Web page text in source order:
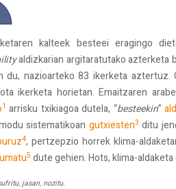
kalteek besteei eragingo
aldizkarian argitaratutako azterketa
du, nazioarteko 83 ikerketa aztertuz.
ikerketa horietan. Emaitzaren
1 arrisku txikiagoa dutela, “besteekin”
sistematikoan gutxiesten3 ditu
4, pertzepzio horrek klima-
5 dute gehien. Hots, klima-
jasan, nozitu.